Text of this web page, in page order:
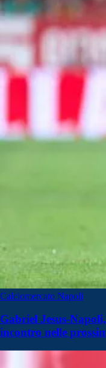
Calciomercato Napoli
Gabriel Jesus-
incontro nelle